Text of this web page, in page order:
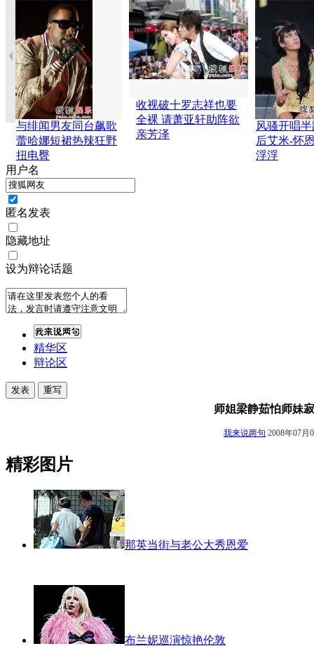
与绯闻男友同台飙歌
蕾哈娜短裙热辣狂野
扭电臀
收视破十罗志祥也要
全裸 请萧亚轩助阵欲
亲芳泽
风骚开唱
后艾米-怀
浮浮
用户名
匿名发表
隐藏地址
设为辩论话题
精华区
辩论区
师姐梁静茹怕师妹
我来说两句 2008年07月
精彩图片
那英当街与老公大秀恩爱
布兰妮巡演惊艳伦敦